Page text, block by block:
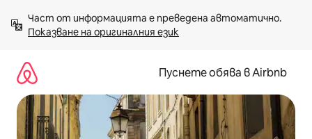
към
съдържанието
Показване на оригиналния език
Пуснете обява в Airbnb